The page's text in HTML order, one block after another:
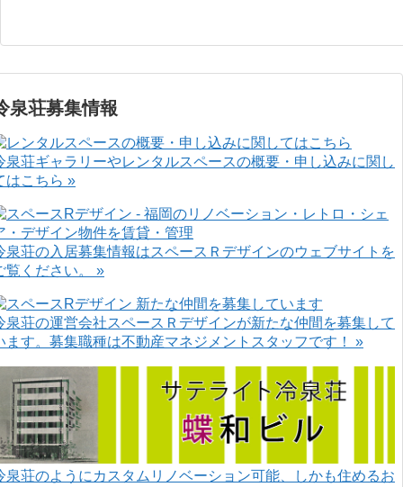
泉荘募集情報
泉荘ギャラリーやレンタルスペースの概要・申し込みに関し
はこちら »
泉荘の入居募集情報はスペースＲデザインのウェブサイトを
覧ください。 »
泉荘の運営会社スペースＲデザインが新たな仲間を募集して
ます。募集職種は不動産マネジメントスタッフです！ »
泉荘のようにカスタムリノベーション可能、しかも住めるお